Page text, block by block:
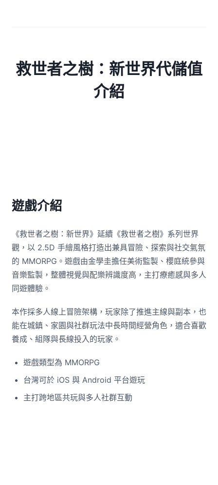
救世者之樹：新世界代儲值
介紹
遊戲介紹
《救世者之樹：新世界》延續《救世者之樹》系列世界
觀，以 2.5D 手繪風格打造出兼具冒險、探索與社交氣氛
的 MMORPG。遊戲由金學圭擔任美術監製、櫻庭統參與
音樂監製，整體視覺與配樂辨識度高，主打療癒感與多人
同遊體驗。
本作採多人線上冒險架構，玩家除了推進主線與副本，也
能在城鎮、家園與社群玩法中長時間經營角色，適合喜歡
養成、組隊與長線投入的玩家。
遊戲類型為 MMORPG
台灣可於 iOS 與 Android 平台遊玩
主打跨地區共玩與多人社群互動